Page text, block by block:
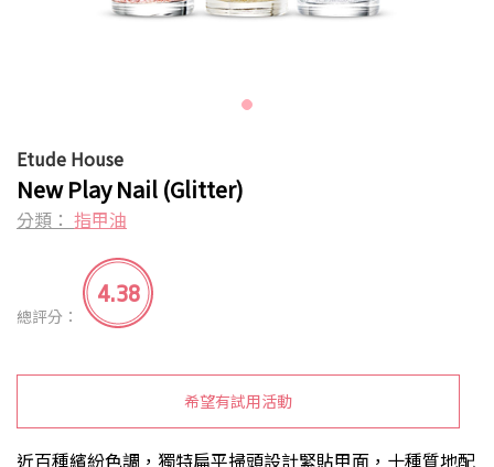
Etude House
New Play Nail (Glitter)
分類： 指甲油
總評分：
4.38
希望有試用活動
近百種繽紛色調，獨特扁平掃頭設計緊貼甲面，十種質地配